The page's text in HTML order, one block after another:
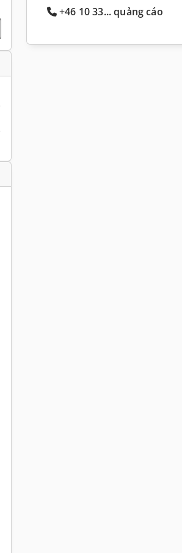
+46 10 33... quảng cáo